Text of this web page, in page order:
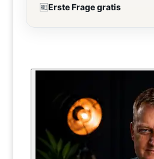
🆓Erste Frage gratis